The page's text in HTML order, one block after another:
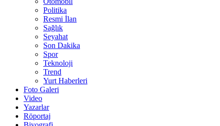
Politika
Resmi İlan
Sağlık
Seyahat
Son Dakika
Spor
Teknoloji
Trend
Yurt Haberleri
Foto Galeri
Video
Yazarlar
Röportaj